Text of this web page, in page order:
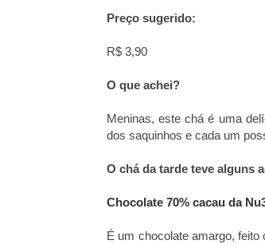
Preço sugerido:
R$ 3,90
O que achei?
Meninas, este chá é uma
dos saquinhos e cada um
O chá da tarde teve alguns
Chocolate 70% cacau da
É um chocolate amargo,